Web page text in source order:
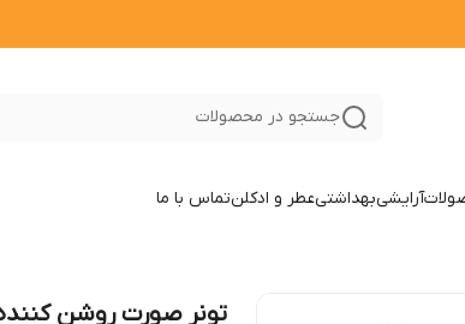
جستجو در محصولات
آرایشیبهداشتیعطر و ادکلنتماس با ما